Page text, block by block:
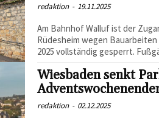
redaktion - 19.11.2025
Am Bahnhof Walluf ist der
Rüdesheim wegen
2025 vollständig gesperrt.
Wiesbaden senkt
redaktion - 02.12.2025